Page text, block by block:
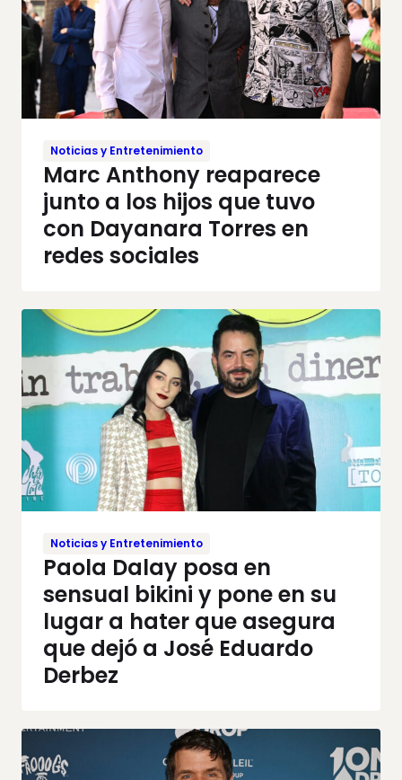
Noticias y Entretenimiento
Marc Anthony reaparece
junto a los hijos que tuvo
con Dayanara Torres en
redes sociales
Noticias y Entretenimiento
Paola Dalay posa en
sensual bikini y pone en su
lugar a hater que asegura
que dejó a José Eduardo
Derbez